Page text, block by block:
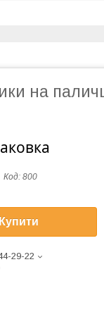
на
Код: 800
Купити
29-22